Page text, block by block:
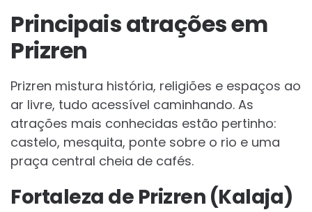
Principais atrações em
Prizren
Prizren mistura história, religiões e espaços ao
ar livre, tudo acessível caminhando. As
atrações mais conhecidas estão pertinho:
castelo, mesquita, ponte sobre o rio e uma
praça central cheia de cafés.
Fortaleza de Prizren (Kalaja)